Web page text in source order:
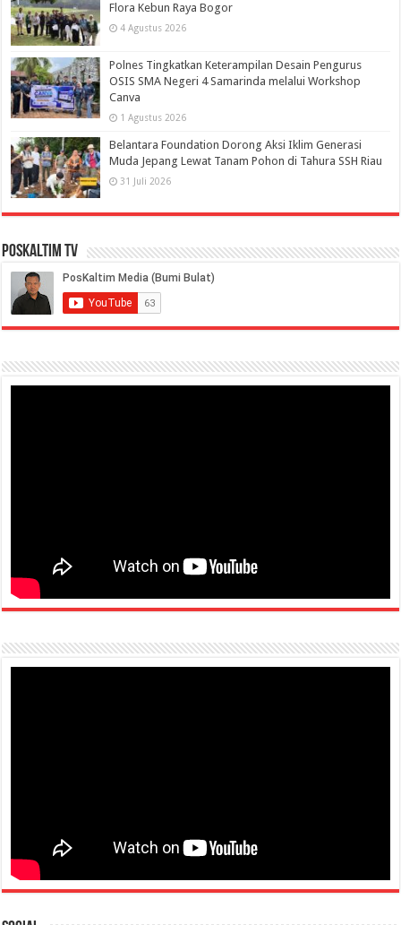
Flora Kebun Raya Bogor
4 Agustus 2026
Polnes Tingkatkan Keterampilan Desain Pengurus
OSIS SMA Negeri 4 Samarinda melalui Workshop
Canva
1 Agustus 2026
Belantara Foundation Dorong Aksi Iklim Generasi
Muda Jepang Lewat Tanam Pohon di Tahura SSH Riau
31 Juli 2026
PosKaltim TV